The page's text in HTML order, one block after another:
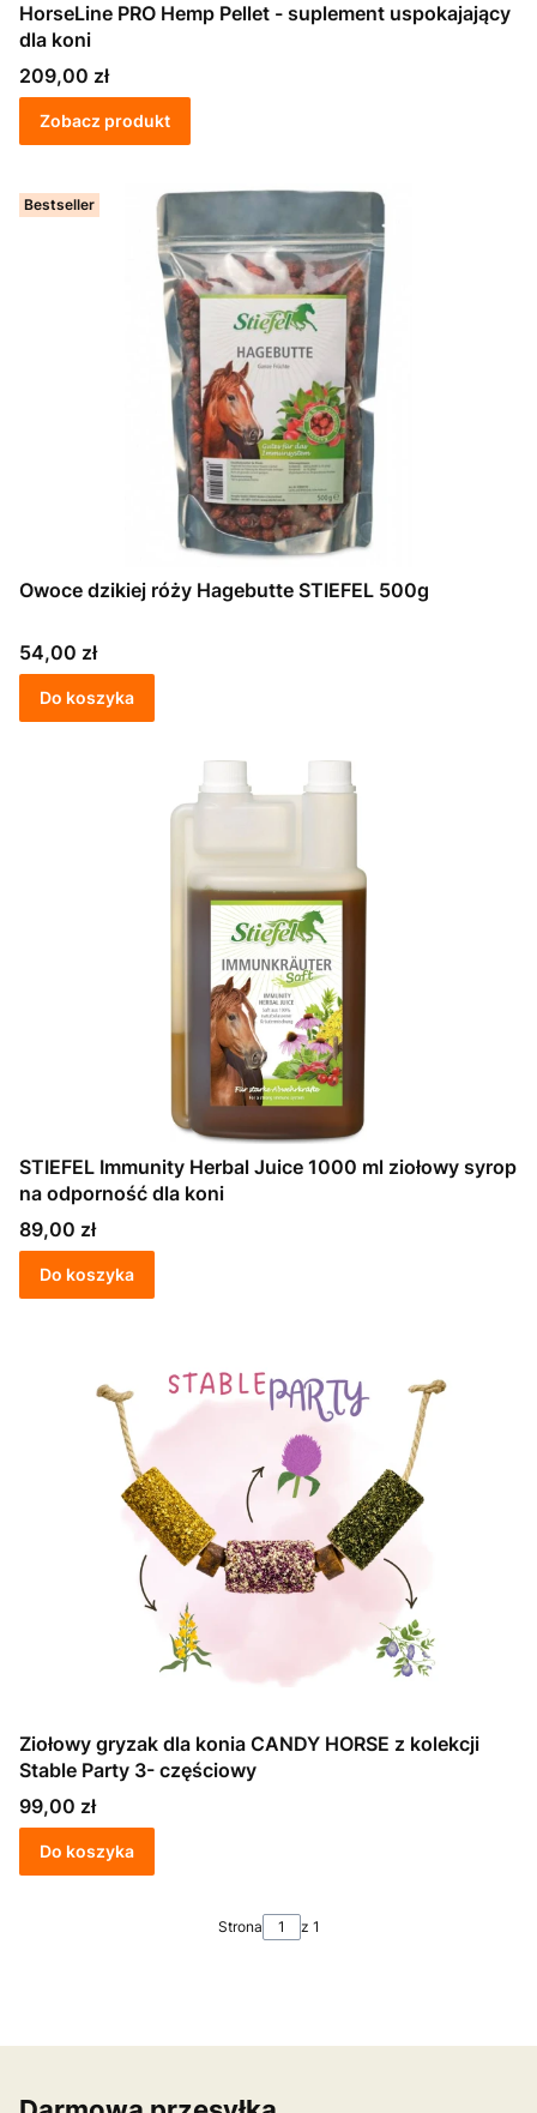
HorseLine PRO Hemp Pellet - suplement uspokajający
dla koni
Cena
209,00 zł
Zobacz produkt
Bestseller
Owoce dzikiej róży Hagebutte STIEFEL 500g
Cena
54,00 zł
Do koszyka
STIEFEL Immunity Herbal Juice 1000 ml ziołowy syrop
na odporność dla koni
Cena
89,00 zł
Do koszyka
Ziołowy gryzak dla konia CANDY HORSE z kolekcji
Stable Party 3- częściowy
Cena
99,00 zł
Do koszyka
Strona z 1